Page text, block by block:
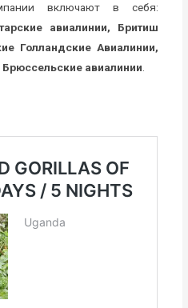
включают в себя:
авиалинии, Бритиш
Голландские Авиалинии,
авиалинии